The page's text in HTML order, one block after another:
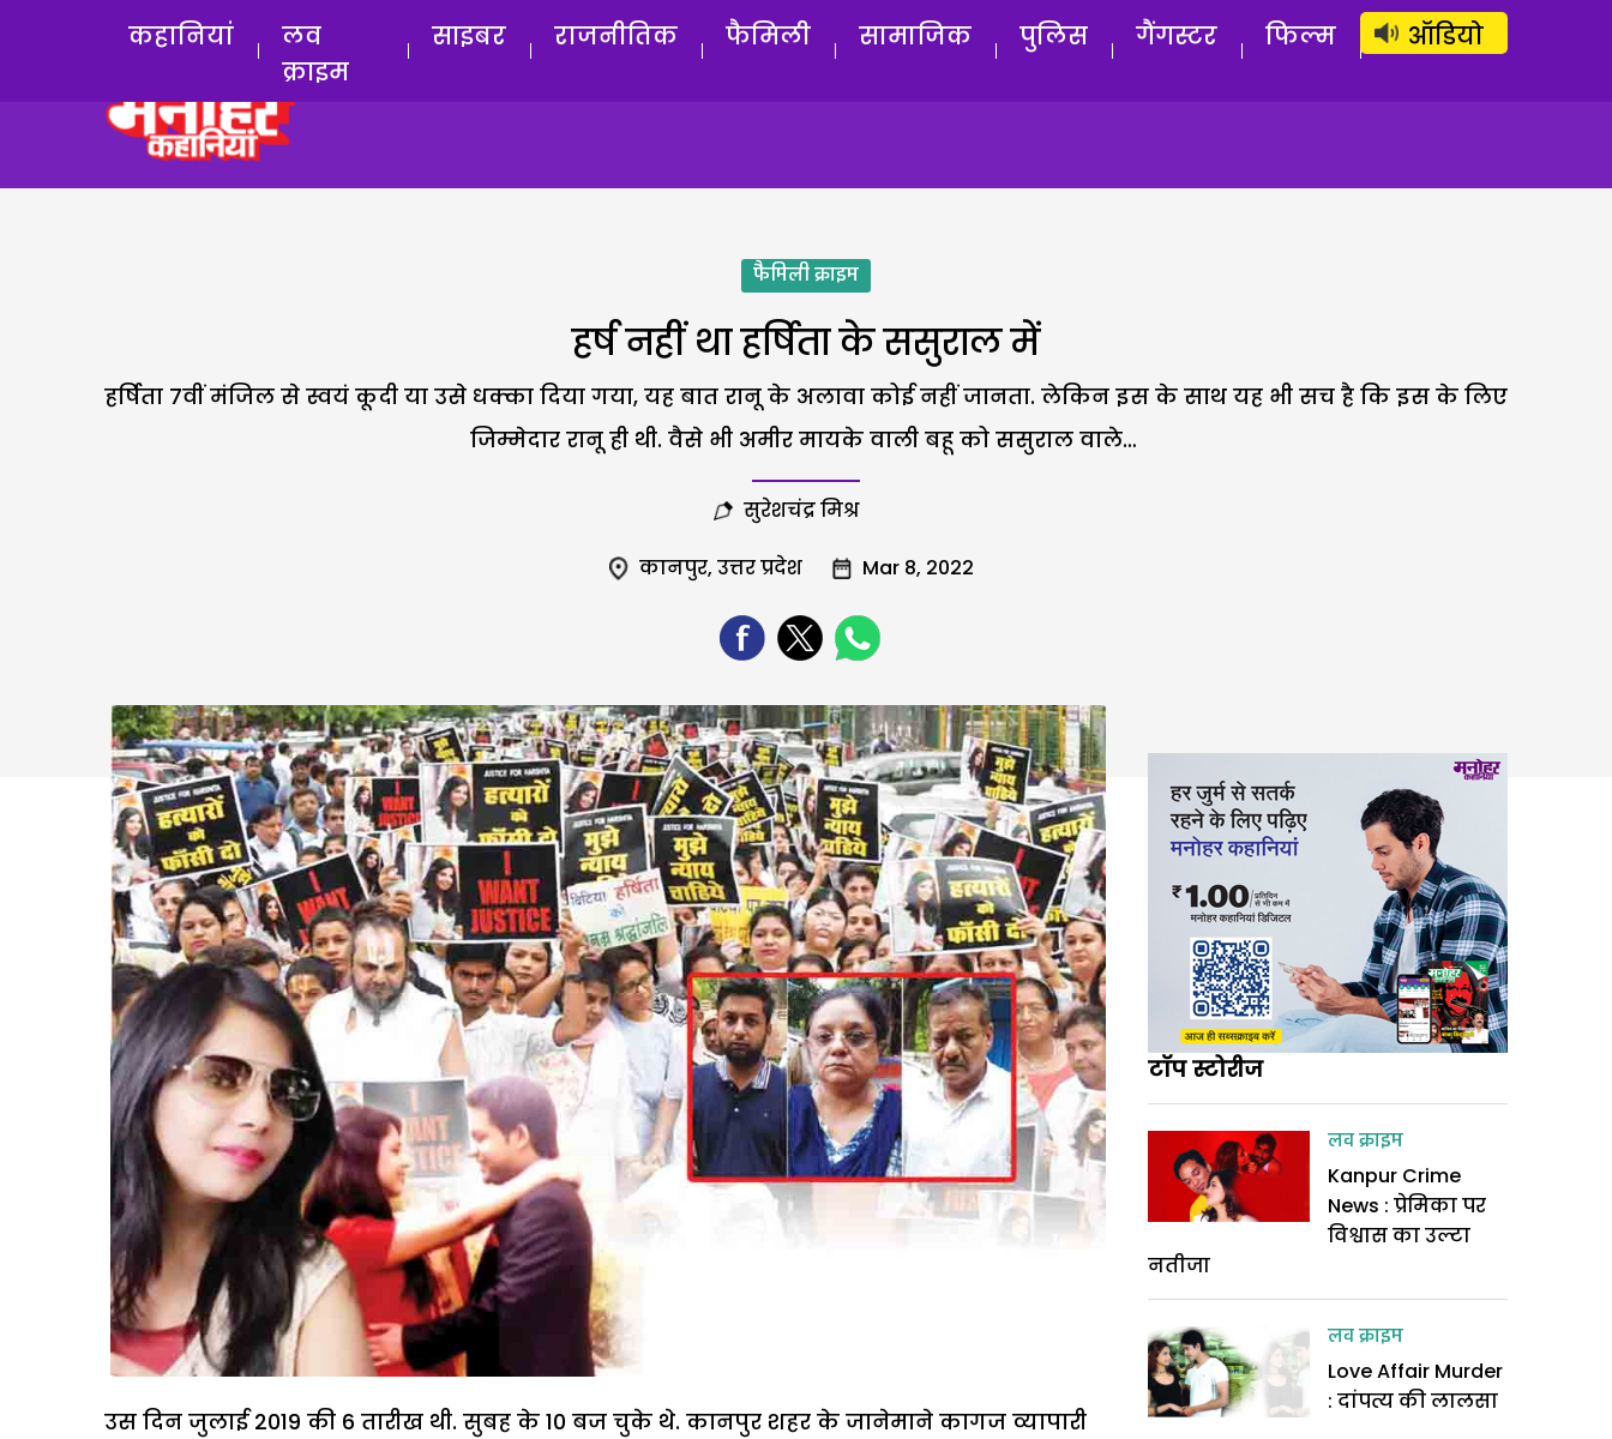
लॉग इन सब्सक्राइब करें
कहानियां
लव
क्राइम
साइबर राजनीतिक फैमिली सामाजिक पुलिस गैंगस्टर फिल्म ऑडियो
फैमिली क्राइम
हर्ष नहीं था हर्षिता के ससुराल में
हर्षिता 7वीं मंजिल से स्वयं कूदी या उसे धक्का दिया गया, यह बात रानू के अलावा कोई नहीं जानता. लेकिन इस के साथ यह भी सच है कि इस के लिए
जिम्मेदार रानू ही थी. वैसे भी अमीर मायके वाली बहू को ससुराल वाले…
सुरेशचंद्र मिश्र
कानपुर, उत्तर प्रदेश Mar 8, 2022
उस दिन जुलाई 2019 की 6 तारीख थी. सुबह के 10 बज चुके थे. कानपुर शहर के जानेमाने कागज व्यापारी
टॉप स्टोरीज
लव क्राइम
Kanpur Crime
News : प्रेमिका पर
विश्वास का उल्टा
नतीजा
लव क्राइम
Love Affair Murder
: दांपत्य की लालसा